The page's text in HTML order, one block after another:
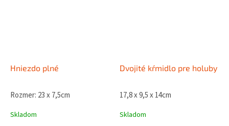
Hniezdo plné
Rozmer: 23 x 7,5cm
Skladom
Dvojité kŕmidlo pre holuby
17,8 x 9,5 x 14cm
Skladom